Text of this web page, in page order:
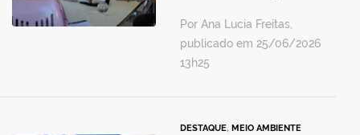
Por Ana Lucia Freitas,
publicado em 25/06/2026
13h25
DESTAQUE, MEIO AMBIENTE